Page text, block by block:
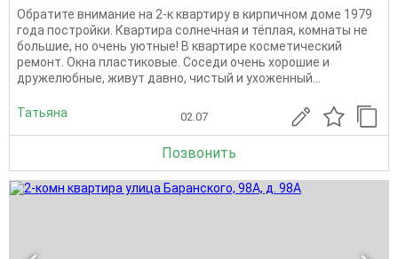
Обратите внимание на 2-к квартиру в кирпичном доме 1979
года постройки. Квартира солнечная и тёплая, комнаты не
большие, но очень уютные! В квартире косметический
ремонт. Окна пластиковые. Соседи очень хорошие и
дружелюбные, живут давно, чистый и ухоженный...
Татьяна 02.07
Позвонить